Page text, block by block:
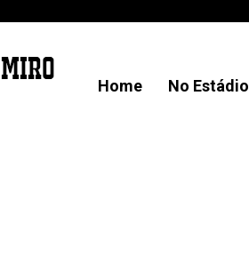
Home No Estádio